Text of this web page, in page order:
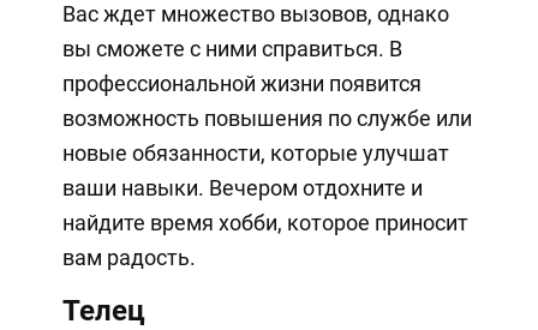
Вас ждет множество вызовов, однако
вы сможете с ними справиться. В
профессиональной жизни появится
возможность повышения по службе или
новые обязанности, которые улучшат
ваши навыки. Вечером отдохните и
найдите время хобби, которое приносит
вам радость.
Телец